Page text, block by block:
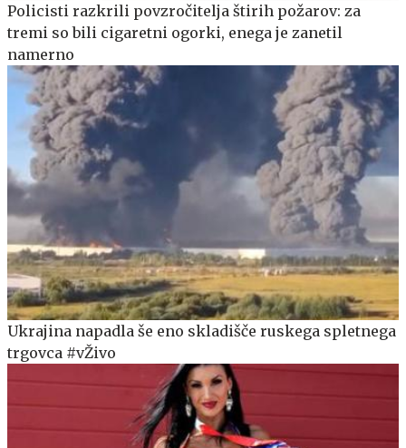
Policisti razkrili povzročitelja štirih požarov: za
tremi so bili cigaretni ogorki, enega je zanetil
namerno
Ukrajina napadla še eno skladišče ruskega spletnega
trgovca #vŽivo